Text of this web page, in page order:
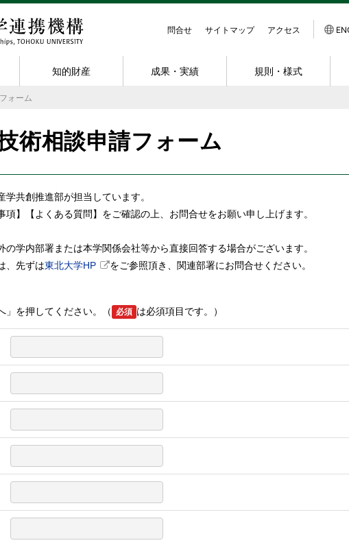
問合せ サイトマップ アクセス
技術相談
学術指導
共同研究
受託研究員
寄附講座・寄附研究部門
共用機器利用
知的財産
組織図
東北大学発スタートアップへの
技術移転の基本的考え方
共同の発明が生まれたら
発明紹介
届出・出願・登録状況
成果・実績
日本オープンイノベーション大
賞
規則・様式
新技術説明会アーカイブ
連携活動拠点
ォーム
術相談申請フォーム
共創推進部が担当しています。
】【よくある質問】をご確認の上、お問合せをお願い申し上げます。
学内部署または本学関係会社等から直接回答する場合がございます。
、先ずは東北大学HP をご参照頂き、関連部署にお問合せください。
」を押してください。（ 必須 は必須項目です。）